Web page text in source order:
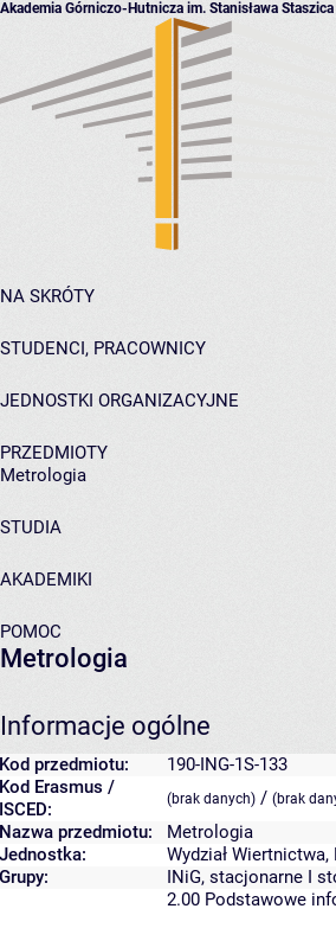
Akademia Górniczo-Hutnicza im. Stanisława
NA SKRÓTY
STUDENCI, PRACOWNICY
JEDNOSTKI ORGANIZACYJNE
PRZEDMIOTY
Metrologia
STUDIA
AKADEMIKI
POMOC
Metrologia
Informacje ogólne
Kod przedmiotu:
190-ING-1S-133
Kod Erasmus /
ISCED:
(brak danych) / (brak
Nazwa przedmiotu:
Metrologia
Jednostka:
Wydział
Grupy:
INiG, stacjonarne I
2.00 Podstawowe